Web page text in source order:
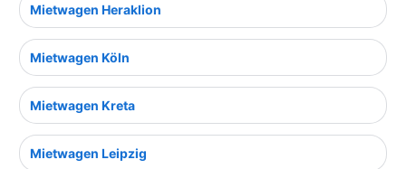
Mietwagen Heraklion
Mietwagen Köln
Mietwagen Kreta
Mietwagen Leipzig